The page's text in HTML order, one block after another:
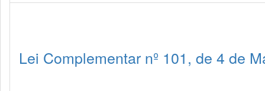
Lei Complementar nº 101, de 4 de